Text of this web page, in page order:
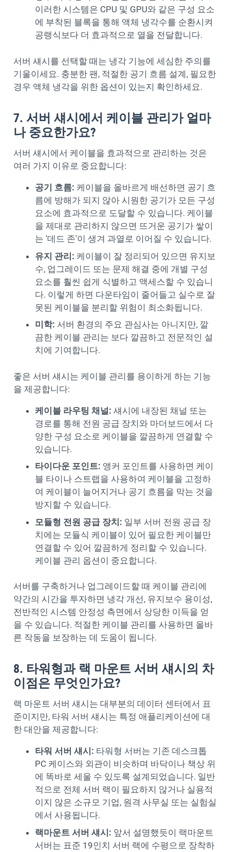
이러한 시스템은 CPU 및 GPU와 같은 구성 요소
에 부착된 블록을 통해 액체 냉각수를 순환시켜
공랭식보다 더 효과적으로 열을 전달합니다.
서버 섀시를 선택할 때는 냉각 기능에 세심한 주의를
기울이세요. 충분한 팬, 적절한 공기 흐름 설계, 필요한
경우 액체 냉각을 위한 옵션이 있는지 확인하세요.
7. 서버 섀시에서 케이블 관리가 얼마
나 중요한가요?
서버 섀시에서 케이블을 효과적으로 관리하는 것은
여러 가지 이유로 중요합니다:
공기 흐름: 케이블을 올바르게 배선하면 공기 흐
름에 방해가 되지 않아 시원한 공기가 모든 구성
요소에 효과적으로 도달할 수 있습니다. 케이블
을 제대로 관리하지 않으면 뜨거운 공기가 쌓이
는 '데드 존'이 생겨 과열로 이어질 수 있습니다.
유지 관리: 케이블이 잘 정리되어 있으면 유지보
수, 업그레이드 또는 문제 해결 중에 개별 구성
요소를 훨씬 쉽게 식별하고 액세스할 수 있습니
다. 이렇게 하면 다운타임이 줄어들고 실수로 잘
못된 케이블을 분리할 위험이 최소화됩니다.
미학: 서버 환경의 주요 관심사는 아니지만, 깔
끔한 케이블 관리는 보다 깔끔하고 전문적인 설
치에 기여합니다.
좋은 서버 섀시는 케이블 관리를 용이하게 하는 기능
을 제공합니다:
케이블 라우팅 채널: 섀시에 내장된 채널 또는
경로를 통해 전원 공급 장치와 마더보드에서 다
양한 구성 요소로 케이블을 깔끔하게 연결할 수
있습니다.
타이다운 포인트: 앵커 포인트를 사용하면 케이
블 타이나 스트랩을 사용하여 케이블을 고정하
여 케이블이 늘어지거나 공기 흐름을 막는 것을
방지할 수 있습니다.
모듈형 전원 공급 장치: 일부 서버 전원 공급 장
치에는 모듈식 케이블이 있어 필요한 케이블만
연결할 수 있어 깔끔하게 정리할 수 있습니다.
케이블 관리 옵션이 중요합니다.
서버를 구축하거나 업그레이드할 때 케이블 관리에
약간의 시간을 투자하면 냉각 개선, 유지보수 용이성,
전반적인 시스템 안정성 측면에서 상당한 이득을 얻
을 수 있습니다. 적절한 케이블 관리를 사용하면 올바
른 작동을 보장하는 데 도움이 됩니다.
8. 타워형과 랙 마운트 서버 섀시의 차
이점은 무엇인가요?
랙 마운트 서버 섀시는 대부분의 데이터 센터에서 표
준이지만, 타워 서버 섀시는 특정 애플리케이션에 대
한 대안을 제공합니다:
타워 서버 섀시: 타워형 서버는 기존 데스크톱
PC 케이스와 외관이 비슷하며 바닥이나 책상 위
에 똑바로 세울 수 있도록 설계되었습니다. 일반
적으로 전체 서버 랙이 필요하지 않거나 실용적
이지 않은 소규모 기업, 원격 사무실 또는 실험실
에서 사용됩니다.
랙마운트 서버 섀시: 앞서 설명했듯이 랙마운트
서버는 표준 19인치 서버 랙에 수평으로 장착하